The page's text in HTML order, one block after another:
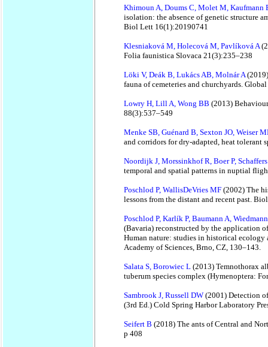
Khimoun A, Doums C, Molet M, Kaufmann
isolation: the absence of genetic structure
Biol Lett 16(1):20190741
Klesniaková M, Holecová M, Pavlíková A
Folia faunistica Slovaca 21(3):235–238
Löki V, Deák B, Lukács AB, Molnár A
fauna of cemeteries and churchyards.
Lowry H, Lill A, Wong BB (2013)
88(3):537–549
Menke SB, Guénard B, Sexton JO, Weiser
and corridors for dry-adapted, heat tolerant
Noordijk J, Morssinkhof R, Boer P,
temporal and spatial patterns in nuptial
Poschlod P, WallisDeVries MF (2002) The
lessons from the distant and recent past.
Poschlod P, Karlík P, Baumann A,
(Bavaria) reconstructed by the application
Human nature: studies in historical
Academy of Sciences, Brno, CZ, 130–143.
Salata S, Borowiec L (2013) Temnothorax
tuberum species complex (Hymenoptera:
Sambrook J, Russell DW (2001) Detection
(3rd Ed.) Cold Spring Harbor Laboratory
Seifert B (2018) The ants of Central and
p 408